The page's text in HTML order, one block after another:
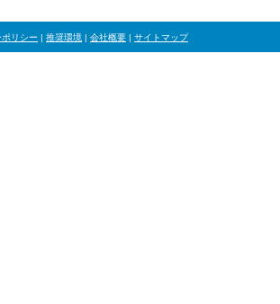
リシー | 推奨環境 | 会社概要 | サイトマップ